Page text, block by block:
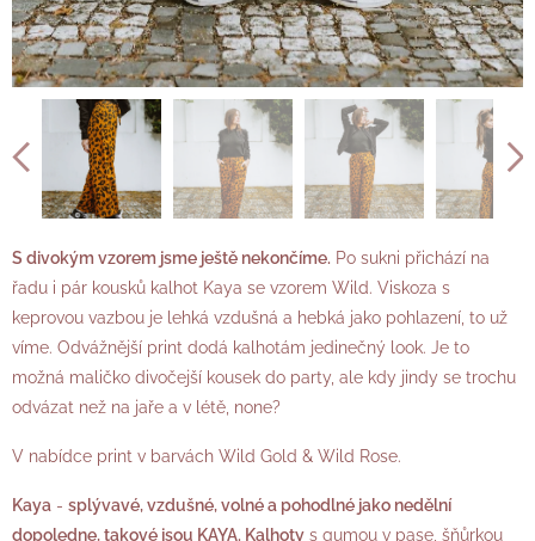
S divokým vzorem jsme ještě nekončíme. Po sukni přichází na
řadu i pár kousků kalhot Kaya se vzorem Wild. Viskoza s
keprovou vazbou je lehká vzdušná a hebká jako pohlazení, to už
víme. Odvážnější print dodá kalhotám jedinečný look. Je to
možná maličko divočejší kousek do party, ale kdy jindy se trochu
odvázat než na jaře a v létě, none?
V nabídce print v barvách Wild Gold & Wild Rose.
Kaya - splývavé, vzdušné, volné a pohodlné jako nedělní
dopoledne, takové jsou KAYA. Kalhoty s gumou v pase, šňůrkou